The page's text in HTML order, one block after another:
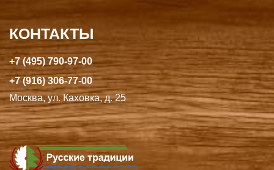
КОНТАКТЫ
+7 (495) 790-97-00
+7 (916) 306-77-00
Москва, ул. Каховка, д. 25